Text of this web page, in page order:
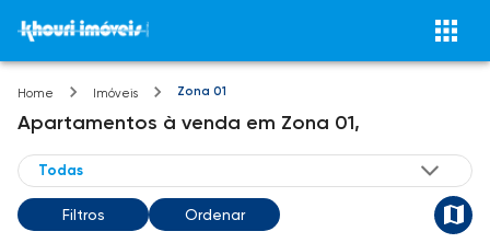
Home Imóveis Zona 01
Apartamentos à venda em Zona 01,
Filtros Ordenar